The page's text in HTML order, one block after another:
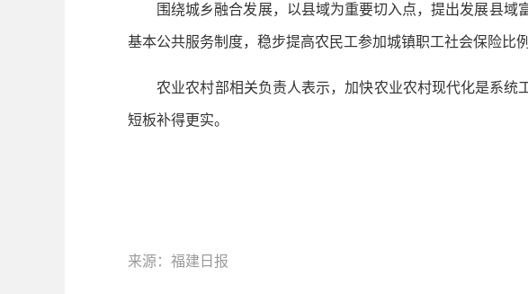
围绕城乡融合发展，以县域为重要切入点，提出发展县域
基本公共服务制度，稳步提高农民工参加城镇职工社会保险比
农业农村部相关负责人表示，加快农业农村现代化是系统
短板补得更实。
来源：福建日报